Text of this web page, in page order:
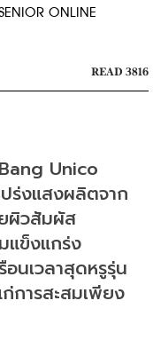
ONLINE
READ 3816
Unico
ร่งแสงผลิตจาก
ผิวสัมผัส
แข็งแกร่ง
นเวลาสุดหรูรุ่น
การสะสมเพียง